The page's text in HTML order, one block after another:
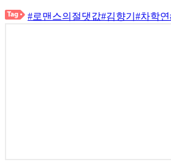
#로맨스의절댓값#김향기 #차학연